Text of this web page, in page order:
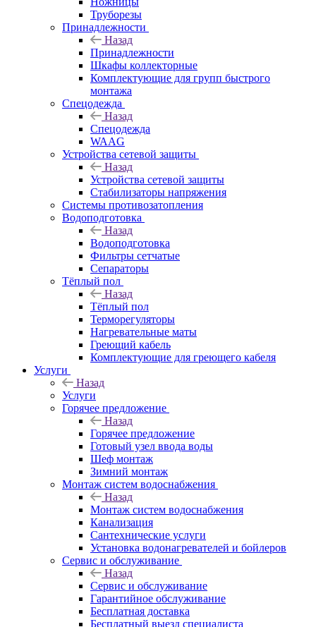
Труборезы
Принадлежности
Назад
Принадлежности
Шкафы коллекторные
Комплектующие для групп быстрого
монтажа
Спецодежда
Назад
Спецодежда
WAAG
Устройства сетевой защиты
Назад
Устройства сетевой защиты
Стабилизаторы напряжения
Системы противозатопления
Водоподготовка
Назад
Водоподготовка
Фильтры сетчатые
Сепараторы
Тёплый пол
Назад
Тёплый пол
Терморегуляторы
Нагревательные маты
Греющий кабель
Комплектующие для греющего кабеля
Услуги
Назад
Услуги
Горячее предложение
Назад
Горячее предложение
Готовый узел ввода воды
Шеф монтаж
Зимний монтаж
Монтаж систем водоснабжения
Назад
Монтаж систем водоснабжения
Канализация
Сантехнические услуги
Установка водонагревателей и бойлеров
Сервис и обслуживание
Назад
Сервис и обслуживание
Гарантийное обслуживание
Бесплатная доставка
Бесплатный выезд специалиста